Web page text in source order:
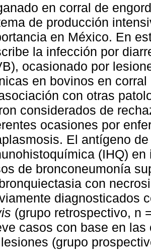
en corral de
de producción
en México. En
la infección por
ocasionado por
en bovinos en
con otras
considerados de
ocasiones por
El antígeno
(IHQ)
de bronconeumonía
con
diagnosticados
(grupo retrospectivo, n
casos con base en
(grupo